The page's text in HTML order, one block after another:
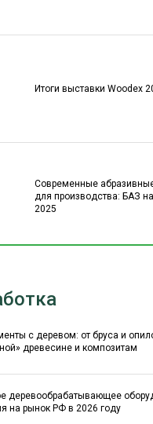
Итоги выставки Woodex
Современные
для производства: БАЗ
2025
с деревом: от бруса и
древесине и композитам
деревообрабатывающее
на рынок РФ в 2026 году